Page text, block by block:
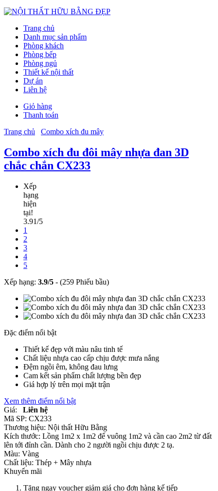
Trang chủ
Danh mục sản phẩm
Phòng khách
Phòng bếp
Phòng ngủ
Thiết kế nội thất
Dự án
Liên hệ
Giỏ hàng
Thanh toán
Trang chủ
Combo xích đu mây
Combo xích đu đôi mây nhựa đan 3D
chắc chắn CX233
Xếp
hạng
hiện
tại!
3.91/5
1
2
3
4
5
Xếp hạng: 3.9/5 - (259 Phiếu bầu)
Đặc điểm nổi bật
Thiết kế đẹp với màu nâu tinh tế
Chất liệu nhựa cao cấp chịu được mưa nắng
Đệm ngồi êm, không đau lưng
Cam kết sản phẩm chất lượng bền đẹp
Giá hợp lý trên mọi mặt trận
Xem thêm điểm nổi bật
Giá:
Liên hệ
Mã SP: CX233
Thương hiệu: Nội thất Hữu Bằng
Kích thước: Lồng 1m2 x 1m2 đế vuông 1m2 và cần cao 2m2 từ đất
lên tới đỉnh cần. Dành cho 2 người ngồi chịu được 2 tạ.
Màu: Vàng
Chất liệu: Thép + Mây nhựa
Khuyến mãi
Tặng ngay voucher giảm giá cho đơn hàng kế tiếp